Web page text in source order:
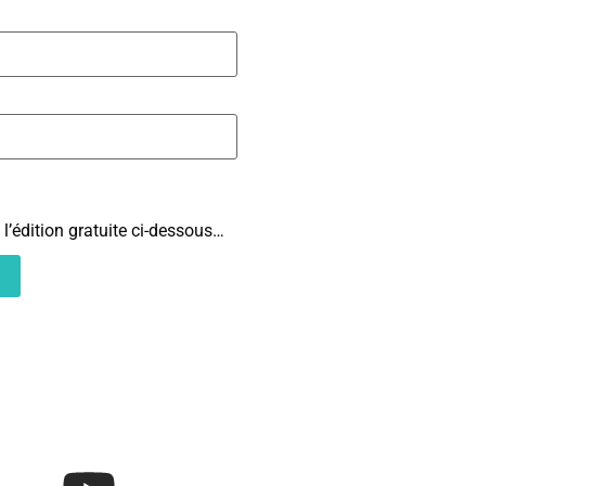
gratuite ci-dessous…